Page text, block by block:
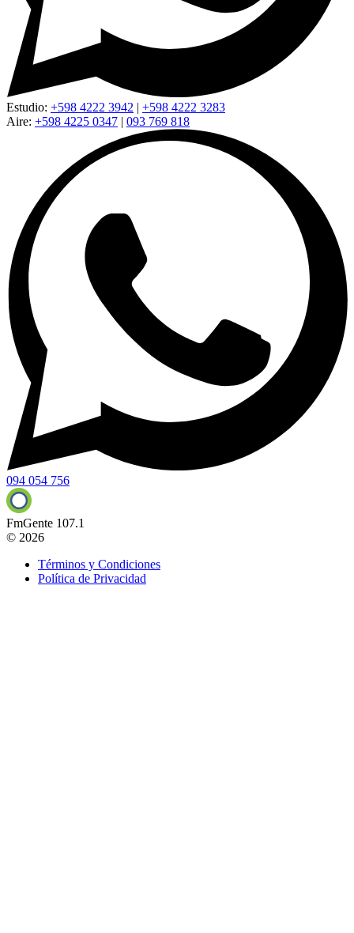
Estudio: +598 4222 3942 | +598 4222 3283
Aire: +598 4225 0347 | 093 769 818
094 054 756
FmGente 107.1
© 2026
Términos y Condiciones
Política de Privacidad